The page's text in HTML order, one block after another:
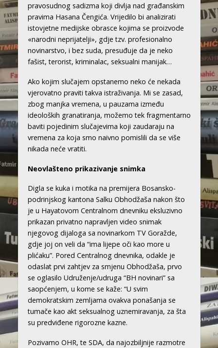
pravosudnog sadizma koji divlja nad građanskim
pravima Hasana Čengića. Vrijedilo bi analizirati
istovjetne medijske obrasce kojima se proizvode
«narodni neprijatelji», gdje tzv. profesionalno
novinarstvo, i bez suda, presuđuje da je neko
fašist, terorist, kriminalac, seksualni manijak…
Ako kojim slučajem opstanemo neko će nekada
vjerovatno praviti takva istraživanja. Mi se zasad,
zbog manjka vremena, u pauzama između
ideoloških granatiranja, možemo tek fragmentarno
baviti pojedinim slučajevima koji zaudaraju na
vremena za koja smo naivno pomislili da se više
nikada neće vratiti.
Neovlašteno prikazivanje snimka
Digla se kuka i motika na premijera Bosansko-
podrinjskog kantona Salku Obhodžaša nakon što
je u Hayatovom Centralnom dnevniku eksluzivno
prikazan privatno napravljen video snimak
njegovog dijaloga sa novinarkom TV Goražde,
gdje joj on veli da “ima lijepe oči kao more u
plićaku”. Pored Centralnog dnevnika, odakle je
odaslat prvi zahtjev za smjenu Obhodžaša, prvo
se oglasilo Udruženje/udruga “BH novinari” sa
saopćenjem, u kome se kaže: “U svim
demokratskim zemljama ovakva ponašanja se
tumače kao akt seksualnog uznemiravanja, za šta
su predviđene rigorozne kazne.
Pozivamo OHR, te SDA, da najozbiljnije razmotre